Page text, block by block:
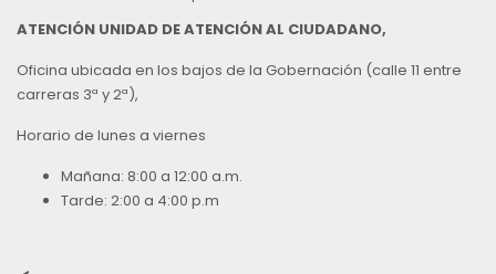
ATENCIÓN UNIDAD DE ATENCIÓN AL CIUDADANO,
Oficina ubicada en los bajos de la Gobernación (calle 11 entre
carreras 3ª y 2ª),
Horario de lunes a viernes
Mañana: 8:00 a 12:00 a.m.
Tarde: 2:00 a 4:00 p.m